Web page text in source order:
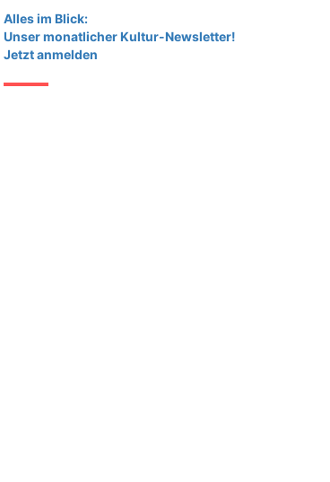
Alles im Blick:
Unser monatlicher Kultur-Newsletter!
Jetzt anmelden